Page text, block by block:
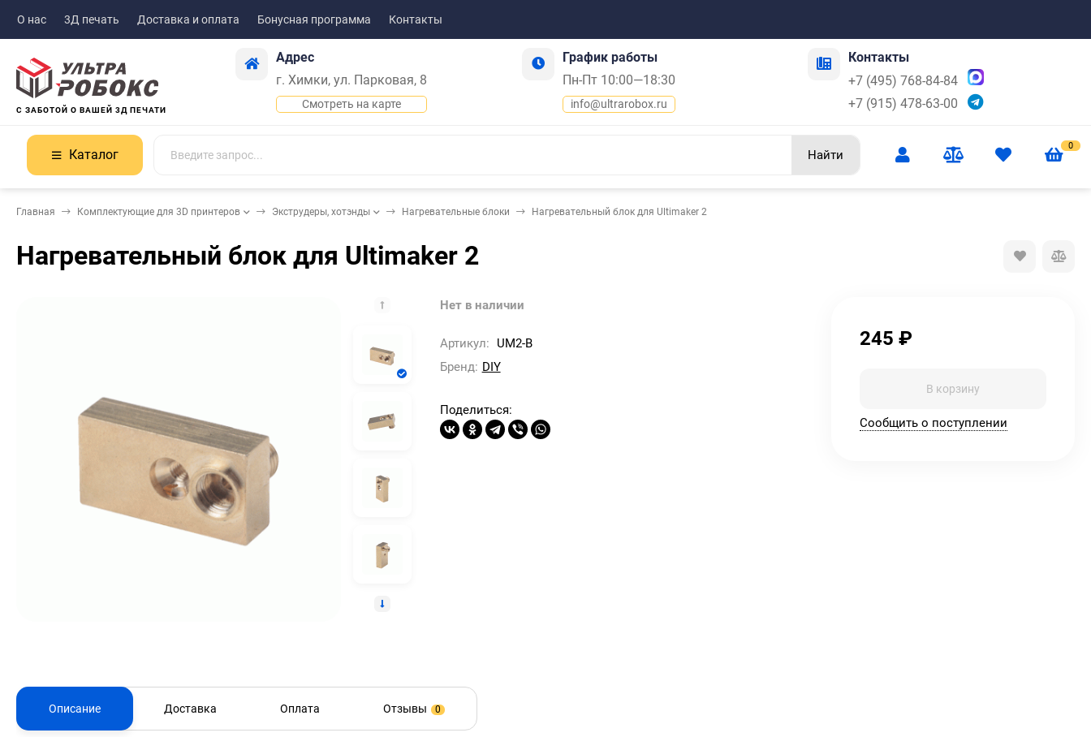
О нас 3Д печать Доставка и оплата Бонусная программа Контакты
С ЗАБОТОЙ О ВАШЕЙ 3Д ПЕЧАТИ
Адрес
г. Химки, ул. Парковая, 8
Смотреть на карте
График работы
Пн-Пт 10:00—18:30
info@ultrarobox.ru
Контакты
+7 (495) 768-84-84
+7 (915) 478-63-00
Каталог Найти
0
Главная Комплектующие для 3D принтеров Экструдеры, хотэнды Нагревательные блоки Нагревательный блок для Ultimaker 2
Нагревательный блок для Ultimaker 2
Нет в наличии
Артикул:
UM2-B
Бренд: DIY
Поделиться:
245 ₽
В корзину
Сообщить о поступлении
Описание Доставка Оплата Отзывы 0